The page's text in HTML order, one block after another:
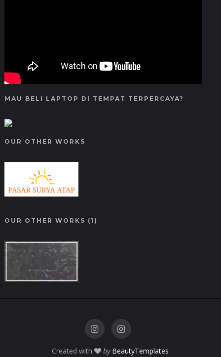
MAU BELI LAPTOP DI TEMPAT TERPERCAYA?
OUR OTHER WORKS
OUR OTHER WORKS (1)
Created with by BeautyTemplates